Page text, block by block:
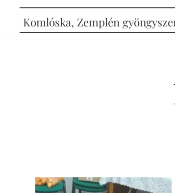
Komlóska, Zemplén